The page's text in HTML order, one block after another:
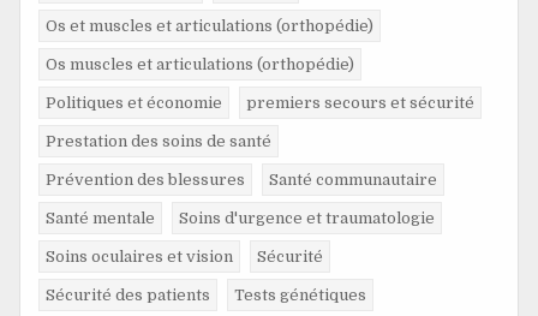
Os et muscles et articulations (orthopédie)
Os muscles et articulations (orthopédie)
Politiques et économie premiers secours et sécurité
Prestation des soins de santé
Prévention des blessures Santé communautaire
Santé mentale Soins d'urgence et traumatologie
Soins oculaires et vision Sécurité
Sécurité des patients Tests génétiques